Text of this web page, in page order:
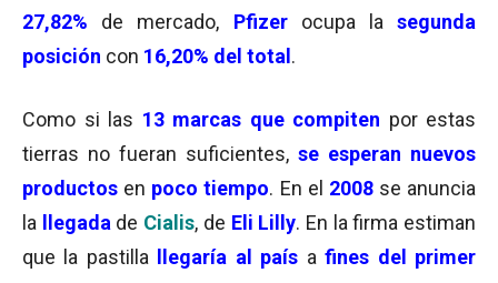
27,82% de mercado, Pfizer ocupa lasegunda
posición con 16,20% del total .
Como si las 13 marcas que compiten por estas
tierras no fueran suficientes, se esperan nuevos
productos en poco tiempo. En el 2008 se anuncia
la
llegada de Cialis, de Eli Lilly. En la firma estiman
que la pastilla
llegaría al país afines del primer